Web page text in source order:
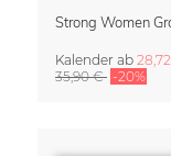
Kalender ab
35,90 € -20%